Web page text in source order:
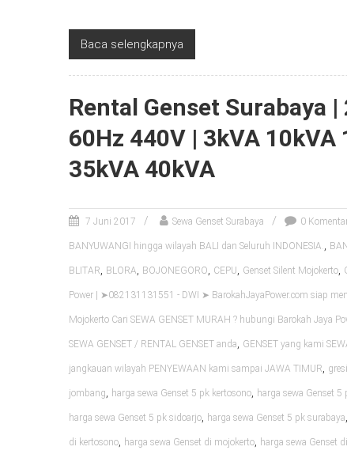
Baca selengkapnya
Rental Genset Surabaya
60Hz 440V | 3kVA
35kVA 40kVA
7 Juni 2017 Sewa Genset Surabaya 0
BANYUWANGI hingga wilayah BALI dan Seluruh INDONESIA.,
BLITAR, BLORA, BOJONEGORO, CEPU, Genset Silent Mojokerto,
Power | ➤082131131551 - DWI ➤ BarokahJayaPower.com siap
Mojokerto Cari SEWA GENSET MURAH ? hubungi Barokah Jaya
SEWA GENSET / RENTAL GENSET anda, GENSET yang kami
jangkauan wilayah PENYEWAAN kami sampai JAWA TIMUR,
jombang, harga sewa Genset 5 pk kertosono, harga sewa Genset 5
harga sewa Genset 5 pk sidoarjo, harga sewa Genset 5 pk surabaya,
di kertosono, harga sewa Genset di mojokerto, harga sewa Genset